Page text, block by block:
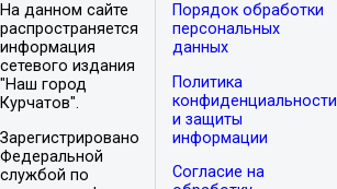
На данном сайте
распространяется
информация
сетевого издания
"Наш город
Курчатов".
Зарегистрировано
Федеральной
службой по
Порядок обработки
персональных
данных
Политика
конфиденциальности
и защиты
информации
Согласие на